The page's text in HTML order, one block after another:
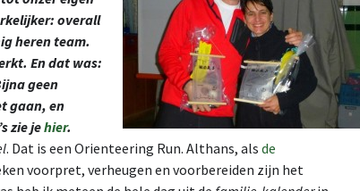
overall
heren team.
En dat was:
geen
gaan, en
zie jehier.
. Dat is een Orienteering Run. Althans, als de
voorpret, verheugen en voorbereiden zijn het